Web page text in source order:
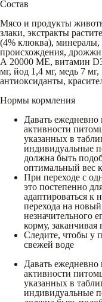
Состав
Мясо и продукты
злаки, экстракты
(4% клюква), минералы,
происхождения,
А 20000 МЕ, витамин
мг, йод 1,4 мг, медь 7
антиоксиданты,
Нормы кормления
Давать ежедневно
активности
указанных в
индивидуальные
должна быть
оптимальный вес
При переходе с
это постепенно
адаптироваться к
перехода на
незначительного
корму,
Следите, чтобы у
свежей воде
Давать ежедневно
активности
указанных в
индивидуальные